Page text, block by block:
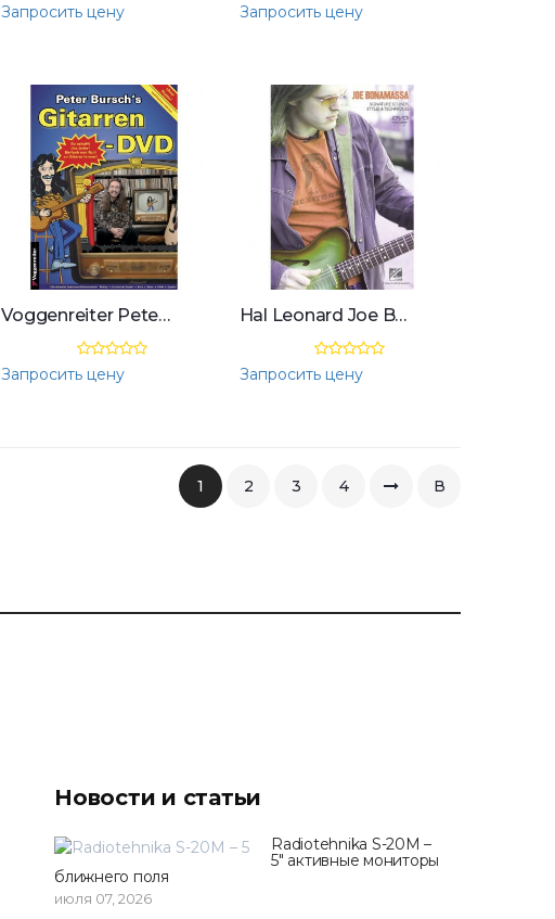
Запросить цену Запросить цену
Voggenreiter Peter Burschos Gitarren-DVD DVD
Запросить цену
Hal Leonard Joe Bonamassa: Sounds, Styles DVD
Запросить цену
1 2 3 4 В
Новости и статьи
Radiotehnika S-20M –
5" активные мониторы
ближнего поля
июля 07, 2026